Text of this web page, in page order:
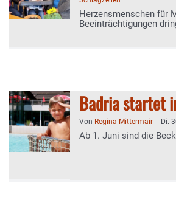
Herzensmenschen für
Beeinträchtigungen
Badria startet
Von Regina Mittermair Di.
Ab 1. Juni sind die